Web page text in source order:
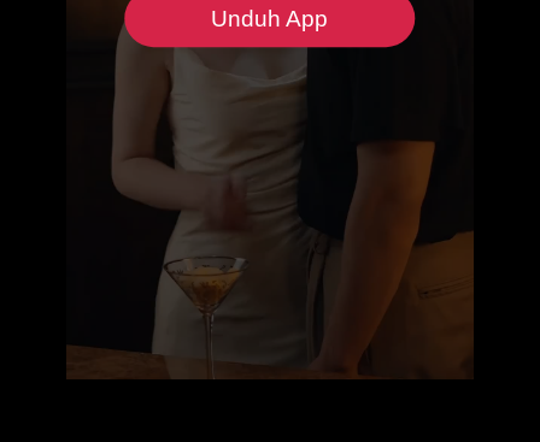
Unduh App